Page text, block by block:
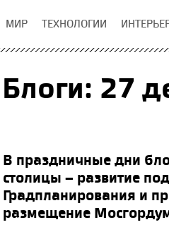
МИР ТЕХНОЛОГИИ
Блоги: 27
В праздничные дни
столицы – развитие
Градпланирования и
размещение